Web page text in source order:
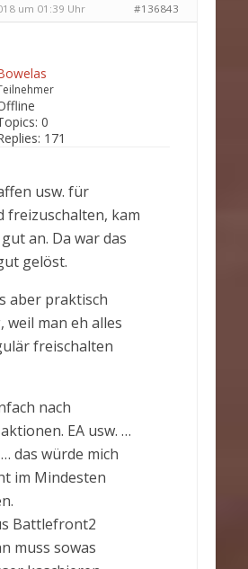
um 01:39 Uhr #136843
0
171
usw. für
freizuschalten, kam
an. Da war das
gelöst.
aber praktisch
weil man eh alles
freischalten
nach
EA usw. …
das würde mich
im Mindesten
Battlefront2
muss sowas